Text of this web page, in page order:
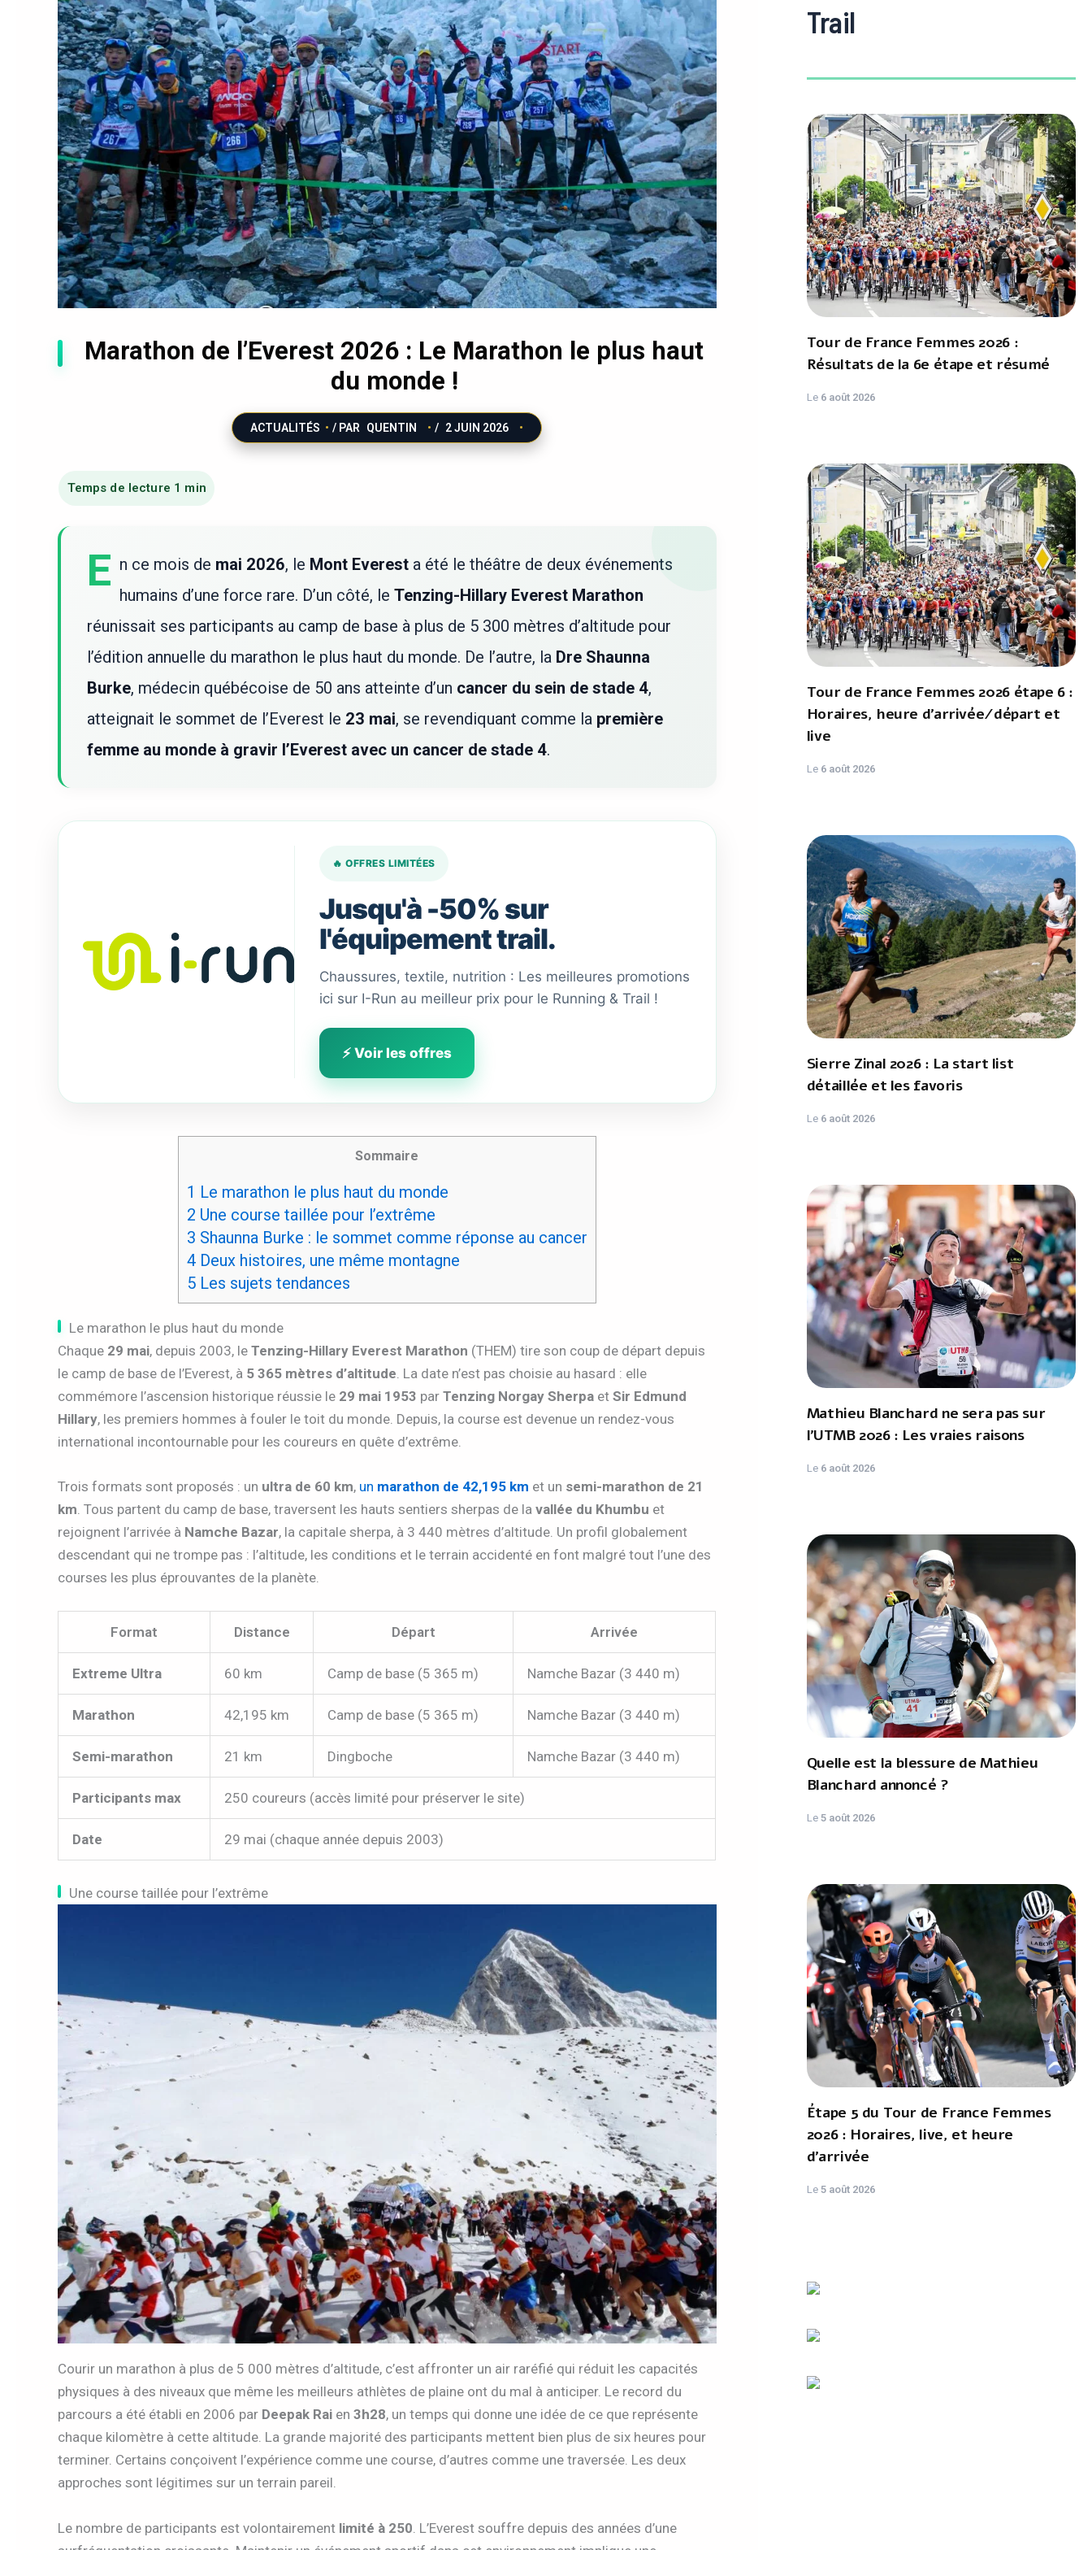
Marathon de l’Everest 2026 : Le Marathon le plus haut
du monde !
ACTUALITÉS / PAR QUENTIN / 2 JUIN 2026
E n ce mois de mai 2026, le Mont Everest a été le théâtre de deux événements
humains d’une force rare. D’un côté, le Tenzing-Hillary Everest Marathon
réunissait ses participants au camp de base à plus de 5 300 mètres d’altitude pour
l’édition annuelle du marathon le plus haut du monde. De l’autre, la Dre Shaunna
Burke, médecin québécoise de 50 ans atteinte d’un cancer du sein de stade 4,
atteignait le sommet de l’Everest le 23 mai, se revendiquant comme la première
femme au monde à gravir l’Everest avec un cancer de stade 4.
🔥 OFFRES LIMITÉES
Jusqu'à -50% sur
l'équipement trail.
Chaussures, textile, nutrition : Les meilleures promotions
ici sur I-Run au meilleur prix pour le Running & Trail !
⚡ Voir les offres
Sommaire
1 Le marathon le plus haut du monde
2 Une course taillée pour l’extrême
3 Shaunna Burke : le sommet comme réponse au cancer
4Deux histoires, une même montagne
5Les sujets tendances
Le marathon le plus haut du monde
Chaque 29 mai, depuis 2003, le Tenzing-Hillary Everest Marathon (THEM) tire son coup de départ depuis
le camp de base de l’Everest, à 5 365 mètres d’altitude . La date n’est pas choisie au hasard : elle
commémore l’ascension historique réussie le 29 mai 1953 par Tenzing Norgay Sherpa et Sir Edmund
Hillary, les premiers hommes à fouler le toit du monde. Depuis, la course est devenue un rendez-vous
international incontournable pour les coureurs en quête d’extrême.
Trois formats sont proposés : un ultra de 60 km, un marathon de 42,195 km et un semi-marathon de 21
km . Tous partent du camp de base, traversent les hauts sentiers sherpas de la vallée du Khumbu et
rejoignent l’arrivée à Namche Bazar, la capitale sherpa, à 3 440 mètres d’altitude. Un profil globalement
descendant qui ne trompe pas : l’altitude, les conditions et le terrain accidenté en font malgré tout l’une des
courses les plus éprouvantes de la planète.
Format Distance Départ Arrivée
Extreme Ultra 60 km Camp de base (5 365 m) Namche Bazar (3 440 m)
Marathon 42,195 km Camp de base (5 365 m) Namche Bazar (3 440 m)
Semi-marathon 21 km Dingboche Namche Bazar (3 440 m)
Participants max 250 coureurs (accès limité pour préserver le site)
Date 29 mai (chaque année depuis 2003)
Une course taillée pour l’extrême
Courir un marathon à plus de 5 000 mètres d’altitude, c’est affronter un air raréfié qui réduit les capacités
physiques à des niveaux que même les meilleurs athlètes de plaine ont du mal à anticiper. Le record du
parcours a été établi en 2006 par Deepak Rai en 3h28, un temps qui donne une idée de ce que représente
chaque kilomètre à cette altitude. La grande majorité des participants mettent bien plus de six heures pour
terminer. Certains conçoivent l’expérience comme une course, d’autres comme une traversée. Les deux
approches sont légitimes sur un terrain pareil.
Le nombre de participants est volontairement limité à 250 . L’Everest souffre depuis des années d’une
Trail
Tour de France Femmes 2026 :
Résultats de la 6e étape et résumé
Le 6 août 2026
Tour de France Femmes 2026 étape 6 :
Horaires, heure d'arrivée/départ et
live
Le 6 août 2026
Sierre Zinal 2026 : La start list
détaillée et les favoris
Le 6 août 2026
Mathieu Blanchard ne sera pas sur
l'UTMB 2026 : Les vraies raisons
Le 6 août 2026
Quelle est la blessure de Mathieu
Blanchard annoncé ?
Le 5 août 2026
Étape 5 du Tour de France Femmes
2026 : Horaires, live, et heure
d'arrivée
Le 5 août 2026